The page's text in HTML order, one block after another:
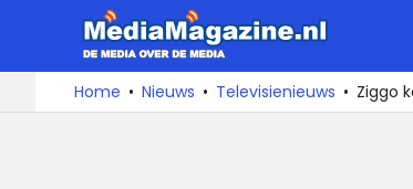
de
De
media
over
Home Nieuws Televisienieuws Ziggo